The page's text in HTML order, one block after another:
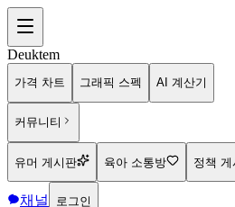
Deuktem
가격 차트 그래픽 스펙 AI 계산기
커뮤니티
유머 게시판 육아 소통방 정책 게
채널 로그인